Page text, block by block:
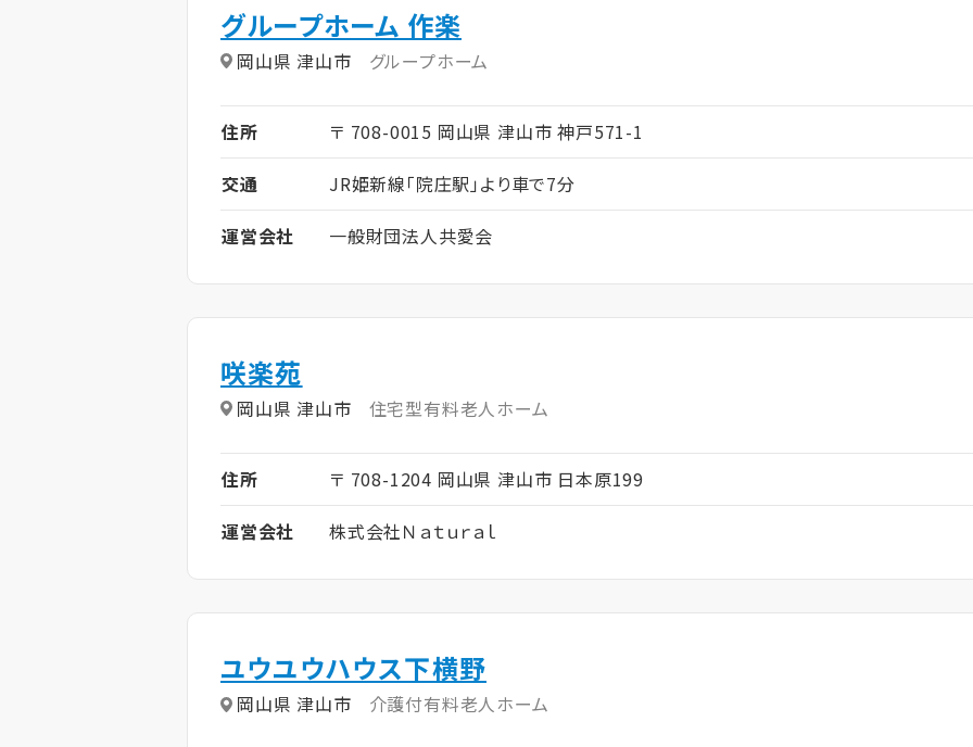
グループホーム 作楽
岡山県 津山市 グループホーム
住所
〒 708-0015 岡山県 津山市 神戸571-1
交通
JR姫新線「院庄駅」より車で7分
運営会社
一般財団法人共愛会
咲楽苑
岡山県 津山市 住宅型有料老人ホーム
住所
〒 708-1204 岡山県 津山市 日本原199
運営会社
株式会社Ｎａｔｕｒａｌ
ユウユウハウス下横野
岡山県 津山市 介護付有料老人ホーム